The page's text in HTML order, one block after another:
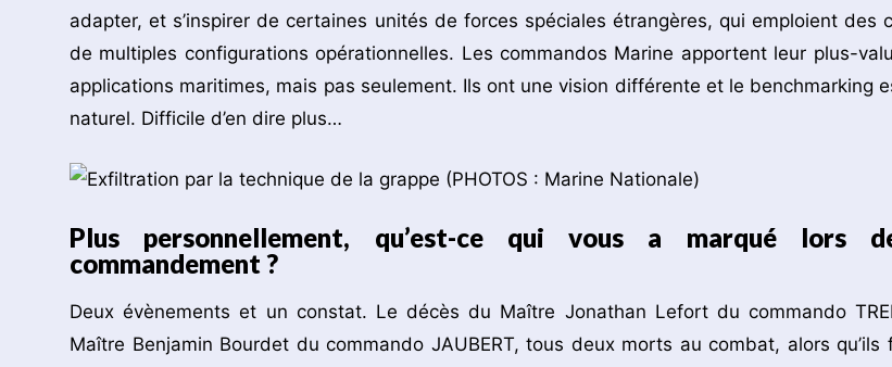
adapter, et s’inspirer de certaines unités de forces spéciales étrangères, qui emploient des
de multiples configurations opérationnelles. Les commandos Marine apportent leur plus-
applications maritimes, mais pas seulement. Ils ont une vision différente et le benchmarking
naturel. Difficile d’en dire plus…
Plus personnellement, qu’est-ce qui vous a marqué lors
commandement ?
Deux évènements et un constat. Le décès du Maître Jonathan Lefort du commando
Maître Benjamin Bourdet du commando JAUBERT, tous deux morts au combat, alors qu’ils